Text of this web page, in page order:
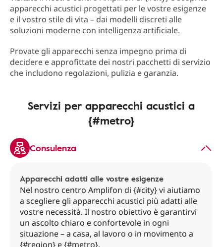
apparecchi acustici progettati per le vostre esigenze
e il vostro stile di vita – dai modelli discreti alle
soluzioni moderne con intelligenza artificiale.
Provate gli apparecchi senza impegno prima di
decidere e approfittate dei nostri pacchetti di servizio
che includono regolazioni, pulizia e garanzia.
Servizi per apparecchi acustici a
{#metro}
Consulenza
Apparecchi adatti alle vostre esigenze
Nel nostro centro Amplifon di {#city} vi aiutiamo
a scegliere gli apparecchi acustici più adatti alle
vostre necessità. Il nostro obiettivo è garantirvi
un ascolto chiaro e confortevole in ogni
situazione – a casa, al lavoro o in movimento a
{#region} e {#metro}.